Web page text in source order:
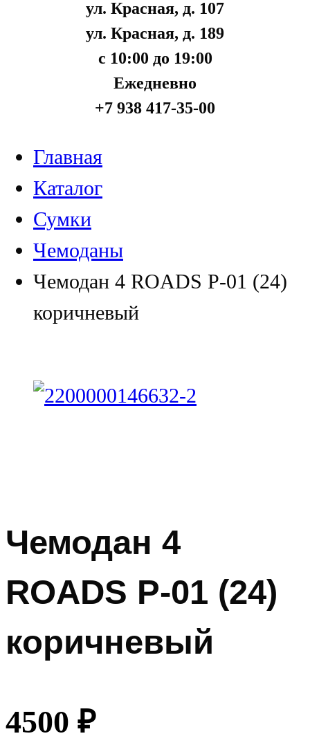
ул. Красная, д. 107
ул. Красная, д. 189
с 10:00 до 19:00
Ежедневно
+7 938 417-35-00
Главная
Каталог
Сумки
Чемоданы
Чемодан 4 ROADS Р-01 (24)
коричневый
Чемодан 4
ROADS Р-01 (24)
коричневый
4500 ₽